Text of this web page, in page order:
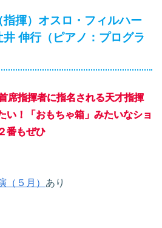
揮）オスロ・フィルハー
伸行（ピアノ：プログラ
席指揮者に指名される天才指揮
い！
「おもちゃ箱」みたいなショ
番もぜひ
（５月） あり